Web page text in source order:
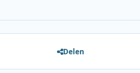
Delen